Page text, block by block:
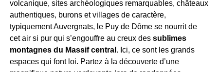
volcanique, sites archéologiques remarquables, châteaux
authentiques, burons et villages de caractère,
typiquement Auvergnats, le Puy de Dôme se nourrit de
cet air si pur qui s’engouffre au creux des sublimes
montagnes du Massif central . Ici, ce sont les grands
espaces qui font loi. Partez à la découverte d’une
*
par
famille,
Recevez
tous
directement